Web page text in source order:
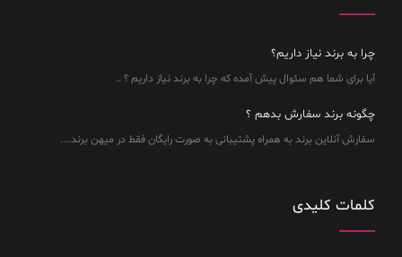
چرا به برند نیاز داریم؟
آیا برای شما هم سئوال پیش آمده که چرا به برند نیاز داریم ؟ ..
چگونه برند سفارش بدهم ؟
سفارش آنلاین برند به همراه پشتیبانی به صورت رایگان فقط در میهن برند....
کلمات کلیدی